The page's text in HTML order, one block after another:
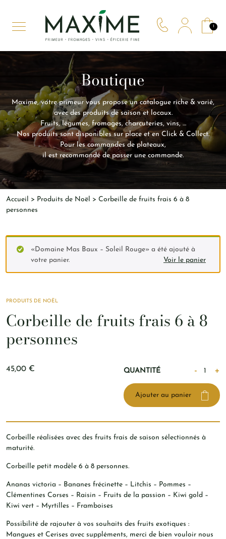
1
Boutique
Maxime, votre primeur vous propose un catalogue riche & varié,
avec des produits de saison et locaux.
Fruits, légumes, fromages, charcuteries, vins, …
Nos produits sont disponibles sur place et en Click & Collect.
Pour les commandes de plateaux,
il est recommandé de passer une commande.
Accueil > Produits de Noël > Corbeille de fruits frais 6 à 8
personnes
«Domaine Mas Baux – Soleil Rouge» a été ajouté à
votre panier.
Voir le panier
PRODUITS DE NOËL
Corbeille de fruits frais 6 à 8
personnes
45,00 € QUANTITÉ - quantité
Corbeille
de
frais
+
Ajouter au panier
Corbeille réalisées avec des fruits frais de saison sélectionnés à
maturité.
Corbeille petit modèle 6 à 8 personnes.
Ananas victoria – Bananes frécinette – Litchis – Pommes –
Clémentines Corses – Raisin – Fruits de la passion – Kiwi gold –
Kiwi vert – Myrtilles – Framboises
Possibilité de rajouter à vos souhaits des fruits exotiques :
Mangues et Cerises avec suppléments, merci de bien vouloir nous